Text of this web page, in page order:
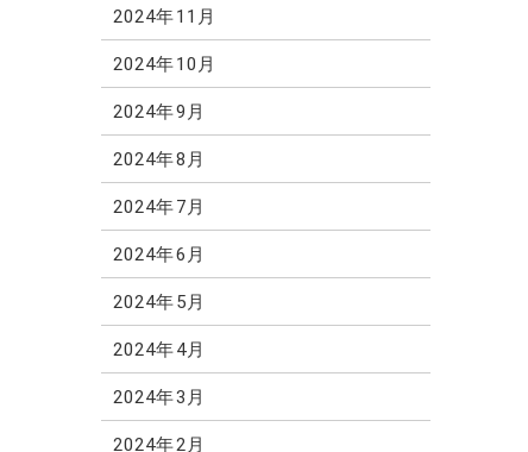
2024年11月
2024年10月
2024年9月
2024年8月
2024年7月
2024年6月
2024年5月
2024年4月
2024年3月
2024年2月